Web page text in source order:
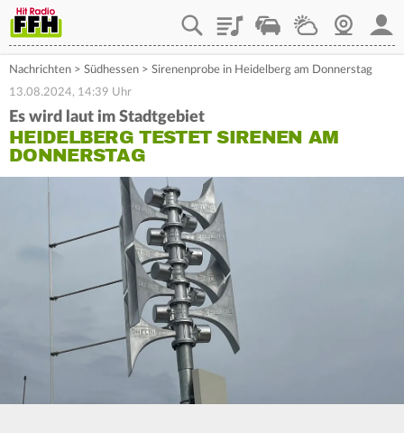
PlaylistStaupilotWetterWebcam
Nachrichten > Südhessen > Sirenenprobe in Heidelberg am Donnerstag
13.08.2024, 14:39 Uhr
Es wird laut im Stadtgebiet
HEIDELBERG TESTET SIRENEN AM
DONNERSTAG